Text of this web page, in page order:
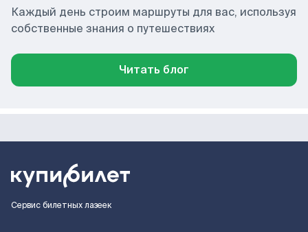
Каждый день строим маршруты для вас, используя
собственные знания о путешествиях
Читать блог
Сервис билетных лазеек